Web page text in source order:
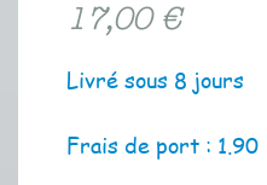
17,00 €Prix
Livré sous 8 jours
Frais de port : 1.90